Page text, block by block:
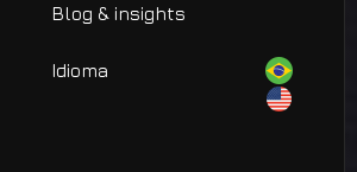
Blog & insights
Idioma